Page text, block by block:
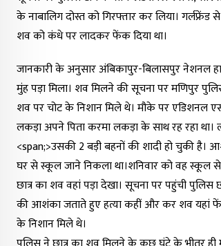
के नाबालिग दोस्त को गिरफ्तार कर लिया।
शव को कंधे पर लादकर फेंक दिया था।
जानकारी के अनुसार अंबिकापुर-बिलासपुर नेशनल
मुंह पड़ा मिला। शव मिलने की सूचना पर मणिपुर
शव पर चोट के निशान मिले थे। मौके पर एडिशनल
लकड़ा अपने पिता करमा लकड़ा के साथ रह रहा
<span;>उसकी 2 बड़ी बहनों की शादी हो चुकी
घर से स्कूल जाने निकला था।शनिवार को वह स्कूल
छात्र का शव वहां पड़ा देखा। सूचना पर पहुंची पुलिस
की आशंका जताते हुए हत्या कहीं और कर शव यहां
के निशान मिले थे।